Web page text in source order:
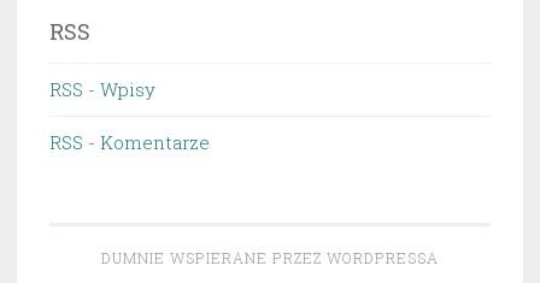
RSS
RSS - Wpisy
RSS - Komentarze
DUMNIE WSPIERANE PRZEZ WORDPRESSA